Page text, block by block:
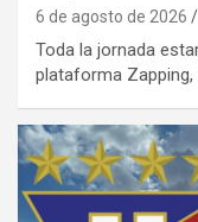
6 de agosto de 2026
Toda la jornada
plataforma Zapping,